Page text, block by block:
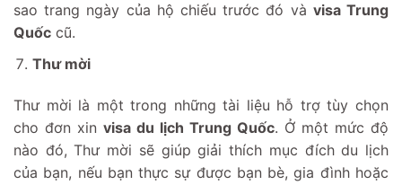
sao trang ngày của hộ chiếu trước đó và visa Trung
Quốc cũ.
Thư mời
Thư mời là một trong những tài liệu hỗ trợ tùy chọn
cho đơn xin visa du lịch Trung Quốc. Ở một mức độ
nào đó, Thư mời sẽ giúp giải thích mục đích du lịch
của bạn, nếu bạn thực sự được bạn bè, gia đình hoặc